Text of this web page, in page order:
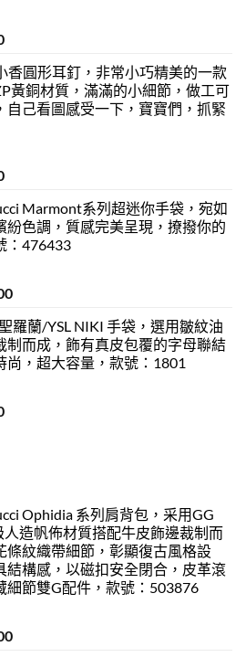
香圓形耳釘，非常小巧精美的一款
黃銅材質，滿滿的小細節，做工可
自己看圖感受一下，寶寶們，抓緊
Marmont系列超迷你手袋，宛如
紛色調，質感完美呈現，撩撥你的
：476433
羅蘭/YSL NIKI 手袋，選用皺紋油
制而成，飾有真皮包覆的字母聯結
尚，超大容量，款號：1801
Ophidia 系列肩背包，采用GG
人造帆佈材質搭配牛皮飾邊裁制而
條紋織帶細節，彰顯復古風格設
結構感，以磁扣安全閉合，皮革滾
細節雙G配件，款號：503876